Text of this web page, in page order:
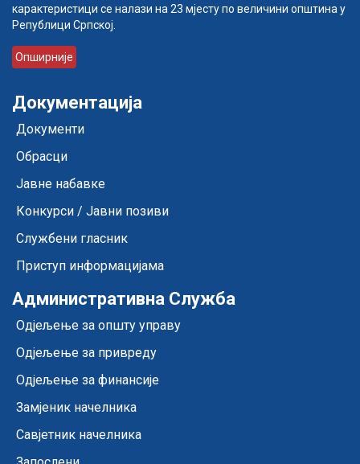
карактеристици се налази на 23 мјесту по величини општина у
Републици Српској.
Опширније
Документација
Документи
Обрасци
Јавне набавке
Конкурси / Јавни позиви
Службени гласник
Приступ информацијама
Административна Служба
Одјељење за општу управу
Одјељење за привреду
Одјељење за финансије
Замјеник начелника
Савјетник начелника